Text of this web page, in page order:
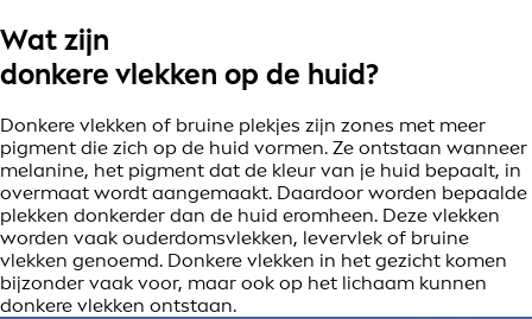
Wat zijn
donkere vlekken op de huid?
Donkere vlekken of bruine plekjes zijn zones met meer
pigment die zich op de huid vormen. Ze ontstaan wanneer
melanine, het pigment dat de kleur van je huid bepaalt, in
overmaat wordt aangemaakt. Daardoor worden bepaalde
plekken donkerder dan de huid eromheen. Deze vlekken
worden vaak ouderdomsvlekken, levervlek of bruine
vlekken genoemd. Donkere vlekken in het gezicht komen
bijzonder vaak voor, maar ook op het lichaam kunnen
donkere vlekken ontstaan.